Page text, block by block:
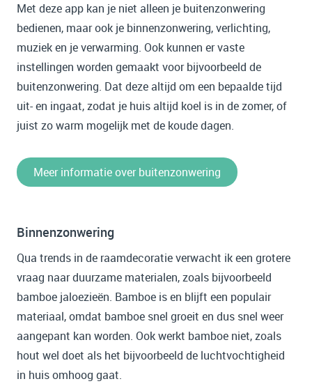
Met deze app kan je niet alleen je buitenzonwering
bedienen, maar ook je binnenzonwering, verlichting,
muziek en je verwarming. Ook kunnen er vaste
instellingen worden gemaakt voor bijvoorbeeld de
buitenzonwering. Dat deze altijd om een bepaalde tijd
uit- en ingaat, zodat je huis altijd koel is in de zomer, of
juist zo warm mogelijk met de koude dagen.
Meer informatie over buitenzonwering
Binnenzonwering
Qua trends in de raamdecoratie verwacht ik een grotere
vraag naar duurzame materialen, zoals bijvoorbeeld
bamboe jaloezieën. Bamboe is en blijft een populair
materiaal, omdat bamboe snel groeit en dus snel weer
aangepant kan worden. Ook werkt bamboe niet, zoals
hout wel doet als het bijvoorbeeld de luchtvochtigheid
in huis omhoog gaat.